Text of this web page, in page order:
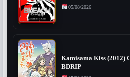
05/08/2026
Kamisama Kiss (2012)
BDRIP